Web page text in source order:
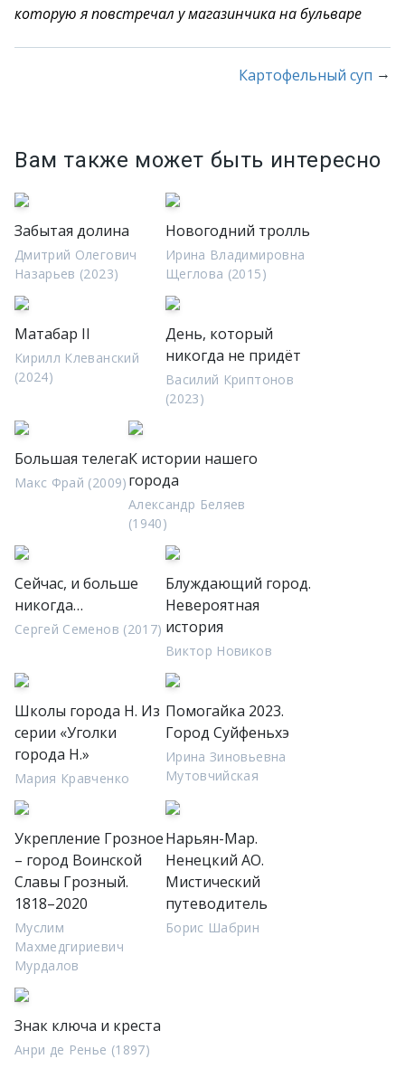
которую я повстречал у магазинчика на бульваре
Картофельный суп →
Вам также может быть интересно
Забытая долина
Дмитрий Олегович
Назарьев (2023)
Новогодний тролль
Ирина Владимировна
Щеглова (2015)
Матабар II
Кирилл Клеванский
(2024)
День, который
никогда не придёт
Василий Криптонов
(2023)
Большая телега
Макс Фрай (2009)
К истории нашего
города
Александр Беляев
(1940)
Сейчас, и больше
никогда…
Сергей Семенов (2017)
Блуждающий город.
Невероятная
история
Виктор Новиков
Школы города Н. Из
серии «Уголки
города Н.»
Мария Кравченко
Помогайка 2023.
Город Суйфеньхэ
Ирина Зиновьевна
Мутовчийская
Укрепление Грозное
– город Воинской
Славы Грозный.
1818–2020
Муслим
Махмедгириевич
Мурдалов
Нарьян-Мар.
Ненецкий АО.
Мистический
путеводитель
Борис Шабрин
Знак ключа и креста
Анри де Ренье (1897)